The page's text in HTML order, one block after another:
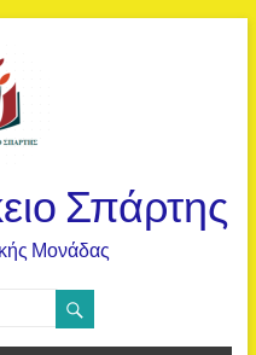
Σπάρτης
Μονάδας